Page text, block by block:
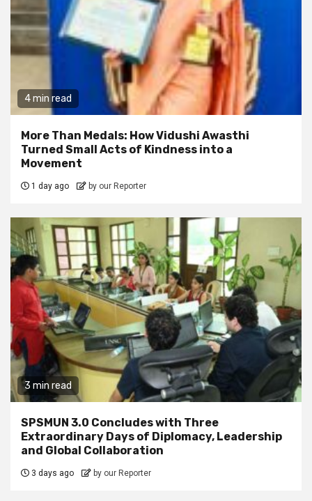
4 min read
More Than Medals: How Vidushi Awasthi
Turned Small Acts of Kindness into a
Movement
1 day ago by our Reporter
3 min read
SPSMUN 3.0 Concludes with Three
Extraordinary Days of Diplomacy, Leadership
and Global Collaboration
3 days ago by our Reporter